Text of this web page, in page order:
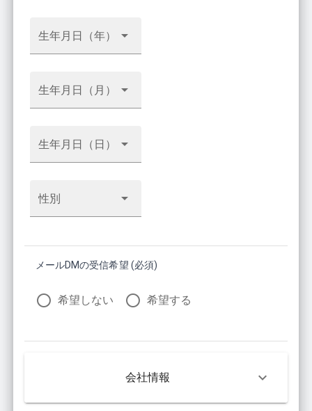
生年月日（年）
生年月日（月）
生年月日（日）
性別
メールDMの受信希望 (必須)
希望しない 希望する
会社情報